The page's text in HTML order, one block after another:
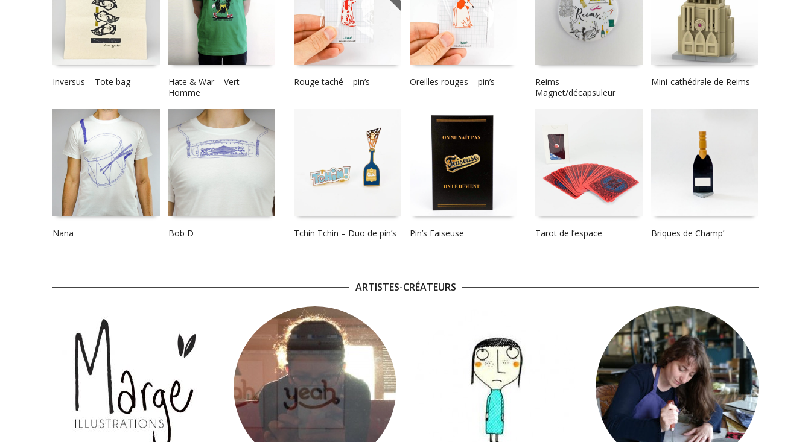
Inversus – Tote bag
Hate & War – Vert –
Homme
Nana Bob D
Rouge taché – pin’s Oreilles rouges – pin’s
Tchin Tchin – Duo de pin’s Pin’s Faiseuse
Reims –
Magnet/décapsuleur
Mini-cathédrale de Reims
Tarot de l’espace Briques de Champ’
ARTISTES-CRÉATEURS